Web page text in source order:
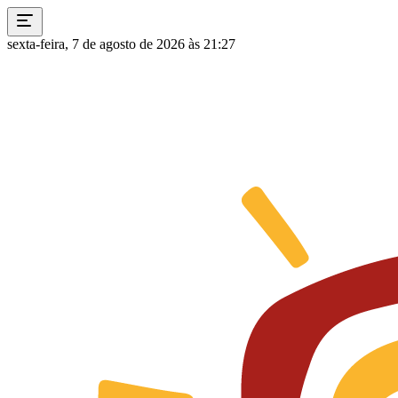
sexta-feira, 7 de agosto de 2026 às 21:27